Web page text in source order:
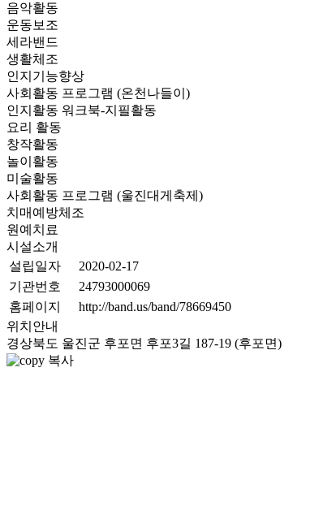
음악활동
운동보조
세라밴드
생활체조
인지기능향상
사회활동 프로그램 (온천나들이)
인지활동 워크북-지필활동
요리 활동
창작활동
놀이활동
미술활동
사회활동 프로그램 (울진대게축제)
치매예방체조
원예치료
시설소개
설립일자
2020-02-17
기관번호
24793000069
홈페이지
http://band.us/band/78669450
위치안내
경상북도 울진군 후포면 후포3길 187-19 (후포면)
복사